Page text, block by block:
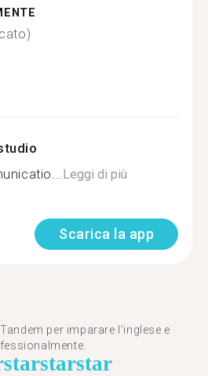
Leggi di più
Scarica la app
per imparare l'inglese e
starstarstar